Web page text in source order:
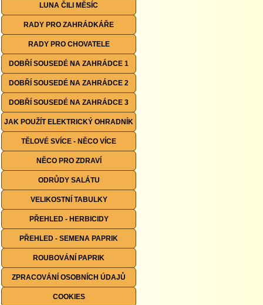
LUNA ČILI MĚSÍC
RADY PRO ZAHRÁDKÁŘE
RADY PRO CHOVATELE
DOBŘÍ SOUSEDÉ NA ZAHRÁDCE 1
DOBŘÍ SOUSEDÉ NA ZAHRÁDCE 2
DOBŘÍ SOUSEDÉ NA ZAHRÁDCE 3
JAK POUŽÍT ELEKTRICKÝ OHRADNÍK
TĚLOVÉ SVÍCE - NĚCO VÍCE
NĚCO PRO ZDRAVÍ
ODRŮDY SALÁTU
VELIKOSTNÍ TABULKY
PŘEHLED - HERBICIDY
PŘEHLED - SEMENA PAPRIK
ROUBOVÁNÍ PAPRIK
ZPRACOVÁNÍ OSOBNÍCH ÚDAJŮ
COOKIES